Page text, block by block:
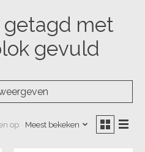
getagd met
gevuld
op Meest bekeken